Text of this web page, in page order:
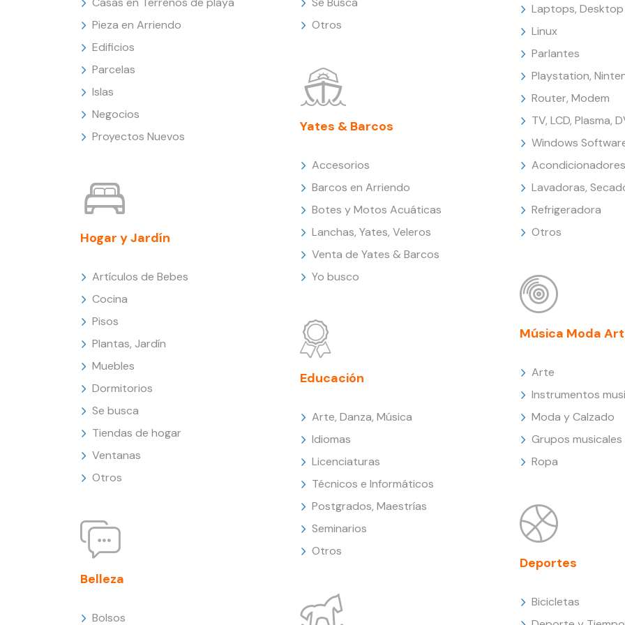
Pieza en Arriendo
Edificios
Parcelas
Islas
Negocios
Proyectos Nuevos
Hogar y Jardín
Artículos de Bebes
Cocina
Pisos
Plantas, Jardín
Muebles
Dormitorios
Se busca
Tiendas de hogar
Ventanas
Otros
Belleza
Bolsos
Otros
Yates & Barcos
Accesorios
Barcos en Arriendo
Botes y Motos Acuáticas
Lanchas, Yates, Veleros
Venta de Yates & Barcos
Yo busco
Educación
Arte, Danza, Música
Idiomas
Licenciaturas
Técnicos e Informáticos
Postgrados, Maestrías
Seminarios
Otros
Laptops, Desktop
Linux
Parlantes
Playstation,
Router, Modem
TV, LCD, Plasma,
Windows
Lavadoras,
Refrigeradora
Otros
Música Moda
Arte
Instrumentos
Moda y Calzado
Grupos musicales
Ropa
Deportes
Bicicletas